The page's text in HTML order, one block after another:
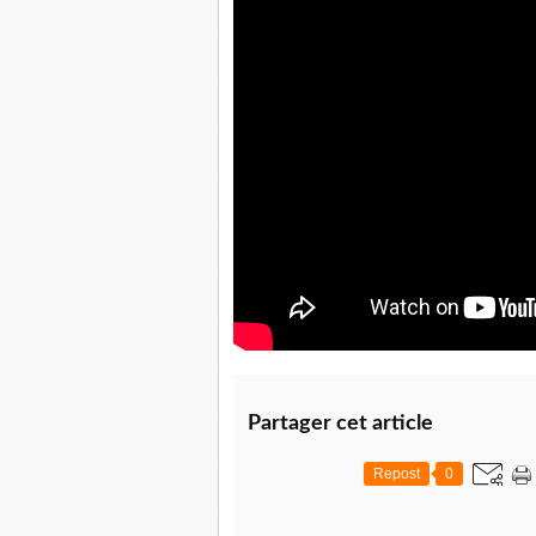
Partager cet article
Repost 0